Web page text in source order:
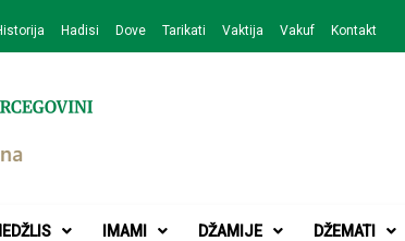
Hadisi Dove Tarikati Vaktija Vakuf Kontakt
Bijeljina
IMAMI DŽAMIJE DŽEMATI